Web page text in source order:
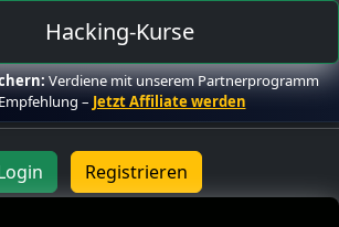
Hacking-Kurse
Verdiene mit unserem Partnerprogramm
– Jetzt Affiliate werden
Registrieren